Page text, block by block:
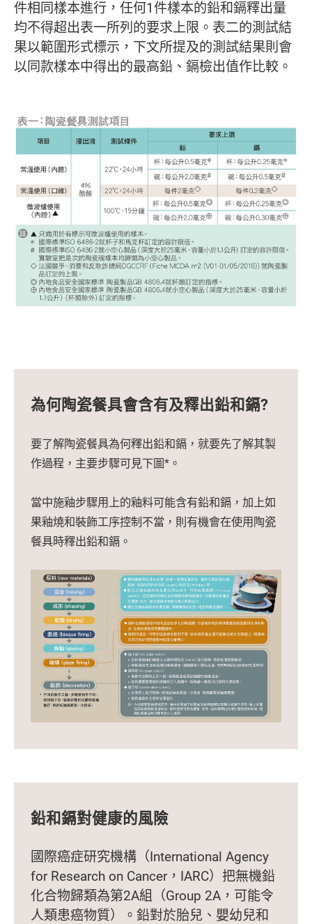
件相同樣本進行，任何1件樣本的鉛和鎘釋出量
均不得超出表一所列的要求上限。表二的測試結
果以範圍形式標示，下文所提及的測試結果則會
以同款樣本中得出的最高鉛、鎘檢出值作比較。
為何陶瓷餐具會含有及釋出鉛和鎘?
要了解陶瓷餐具為何釋出鉛和鎘，就要先了解其製
作過程，主要步驟可見下圖*。
當中施釉步驟用上的釉料可能含有鉛和鎘，加上如
果釉燒和裝飾工序控制不當，則有機會在使用陶瓷
餐具時釋出鉛和鎘。
鉛和鎘對健康的風險
國際癌症研究機構（International Agency
for Research on Cancer，IARC）把無機鉛
化合物歸類為第2A組（Group 2A，可能令
人類患癌物質）。鉛對於胎兒、嬰幼兒和